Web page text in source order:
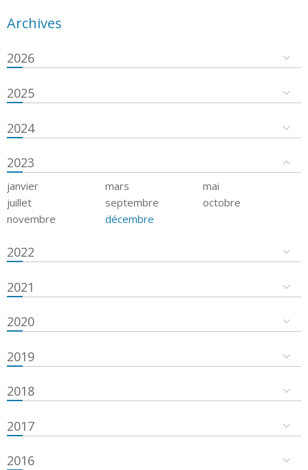
Archives
2026
2025
2024
2023
janvier mars
mai
juillet
septembre
octobre
novembre
décembre
2022
2021
2020
2019
2018
2017
2016